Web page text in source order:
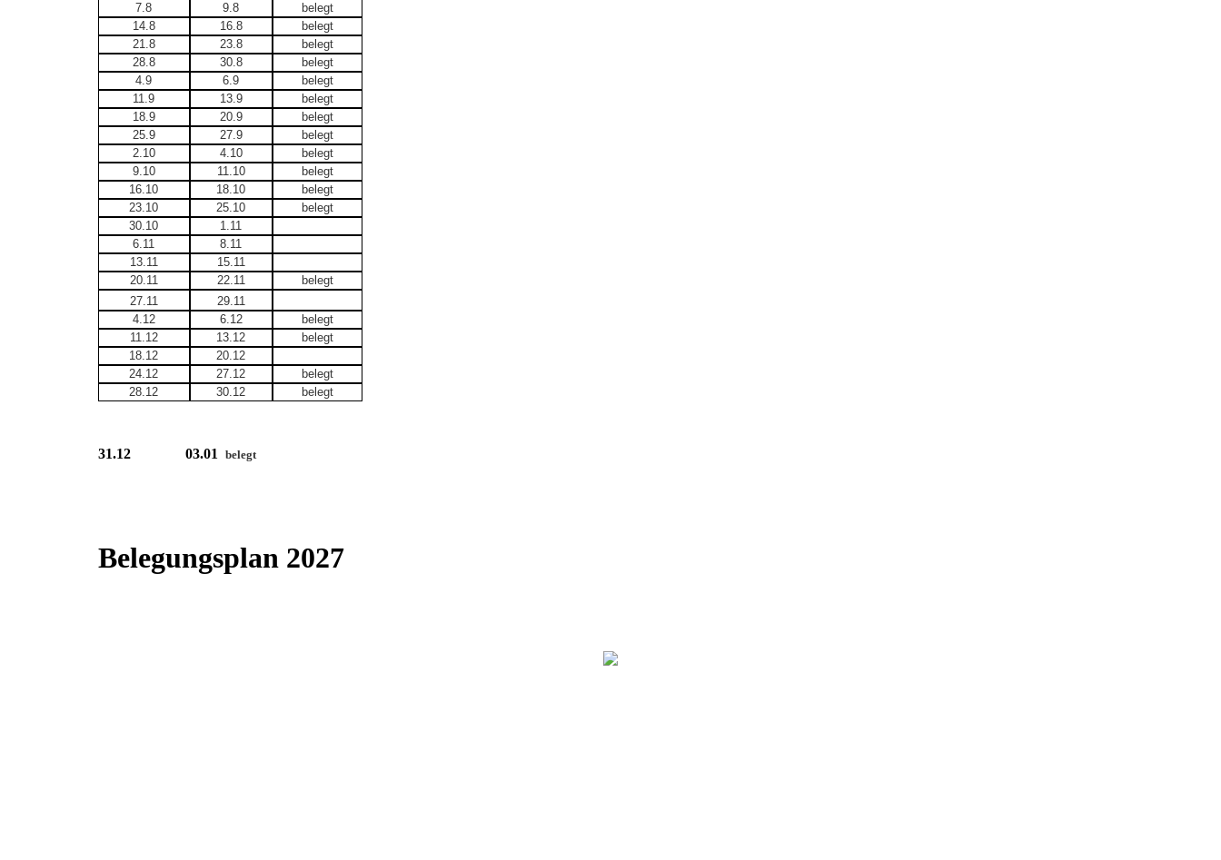
7.8
9.8
belegt
14.8
16.8
belegt
21.8
23.8
belegt
28.8
30.8
belegt
4.9
6.9
belegt
11.9
13.9
belegt
18.9
20.9
belegt
25.9
27.9
belegt
2.10
4.10
belegt
9.10
11.10
belegt
16.10
18.10
belegt
23.10
25.10
belegt
30.10
1.11
6.11
8.11
13.11
15.11
20.11
22.11
belegt
27.11
29.11
4.12
6.12
belegt
11.12
13.12
belegt
18.12
20.12
24.12
27.12
belegt
28.12
30.12 belegt
31.12 03.01 belegt
Belegungsplan 2027